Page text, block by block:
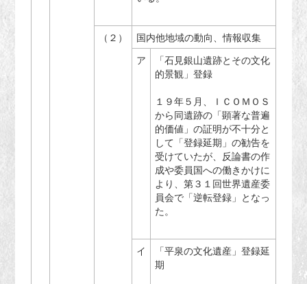
（２）
国内他地域の動向、情報収集
ア
「石見銀山遺跡とその文化
的景観」登録
１９年５月、ＩＣＯＭＯＳ
から同遺跡の「顕著な普遍
的価値」の証明が不十分と
して「登録延期」の勧告を
受けていたが、反論書の作
成や委員国への働きかけに
より、第３１回世界遺産委
員会で「逆転登録」となっ
た。
イ
「平泉の文化遺産」登録延
期